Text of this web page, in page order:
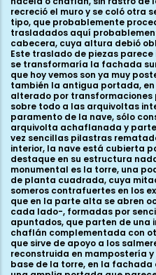
recreció el muro y se coló otra
tipo, que probablemente
trasladados aquí
cabecera, cuya altura debió
Este traslado de piezas
se transformaría la fachada
que hoy vemos son ya muy
también la antigua portada,
alterado por
sobre todo a las arquivoltas
paramento de la nave, sólo
arquivolta achaflanada y
vez sencillas pilastras
interior, la nave está cubierta
destaque en su estructura
monumental es la torre, una
de planta cuadrada, cuya
someros contrafuertes en los
que en la parte alta se abren
cada lado-, formadas por
apuntados, que parten de una
chaflán complementada con
que sirve de apoyo a los
reconstruida en mampostería
base de la torre, en la